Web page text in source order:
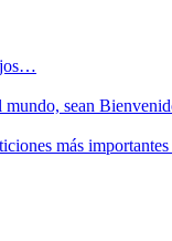
mundo, sean
más